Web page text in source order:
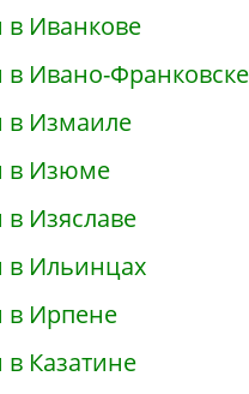
в Иванкове
в Ивано-Франковске
в Измаиле
в Изюме
Изяславе
в Ильинцах
в Ирпене
Казатине